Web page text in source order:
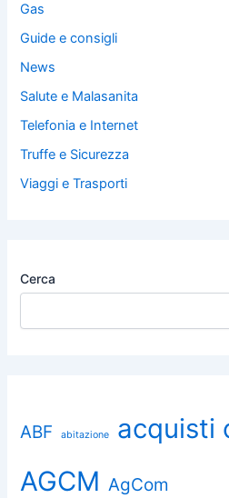
Gas
Guide e consigli
News
Salute e Malasanita
Telefonia e Internet
Truffe e Sicurezza
Viaggi e Trasporti
Cerca
ABF abitazione
acquisti
AGCM AgCom